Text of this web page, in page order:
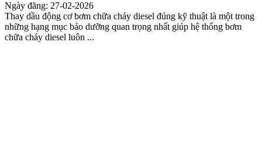
Ngày đăng: 27-02-2026
Thay dầu động cơ bơm chữa cháy diesel đúng kỹ thuật là một trong
những hạng mục bảo dưỡng quan trọng nhất giúp hệ thống bơm
chữa cháy diesel luôn ...